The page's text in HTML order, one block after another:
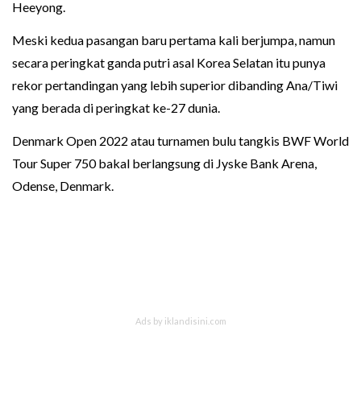
Heeyong.
Meski kedua pasangan baru pertama kali berjumpa, namun
secara peringkat ganda putri asal Korea Selatan itu punya
rekor pertandingan yang lebih superior dibanding Ana/Tiwi
yang berada di peringkat ke-27 dunia.
Denmark Open 2022 atau turnamen bulu tangkis BWF World
Tour Super 750 bakal berlangsung di Jyske Bank Arena,
Odense, Denmark.